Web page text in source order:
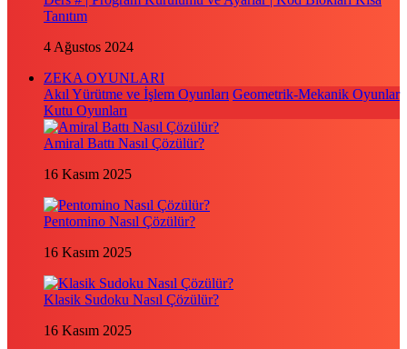
Tanıtım
4 Ağustos 2024
ZEKA OYUNLARI
Akıl Yürütme ve İşlem Oyunları Geometrik-Mekanik Oyunlar
Kutu Oyunları
Amiral Battı Nasıl Çözülür?
16 Kasım 2025
Pentomino Nasıl Çözülür?
16 Kasım 2025
Klasik Sudoku Nasıl Çözülür?
16 Kasım 2025